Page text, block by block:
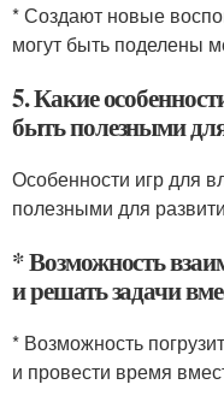
* Создают новые
могут быть поделены
5. Какие
быть полезными
Особенности игр для
полезными для
* Возможность
и решать задачи
* Возможность
и провести время